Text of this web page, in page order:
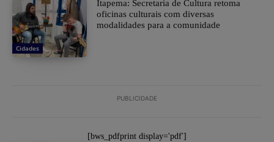
Cidades
Itapema: Secretaria de Cultura retoma
oficinas culturais com diversas
modalidades para a comunidade
PUBLICIDADE
[bws_pdfprint display='pdf']